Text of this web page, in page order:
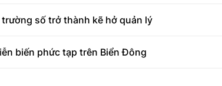
trường số trở thành kẽ hở quản lý
biến phức tạp trên Biển Đông